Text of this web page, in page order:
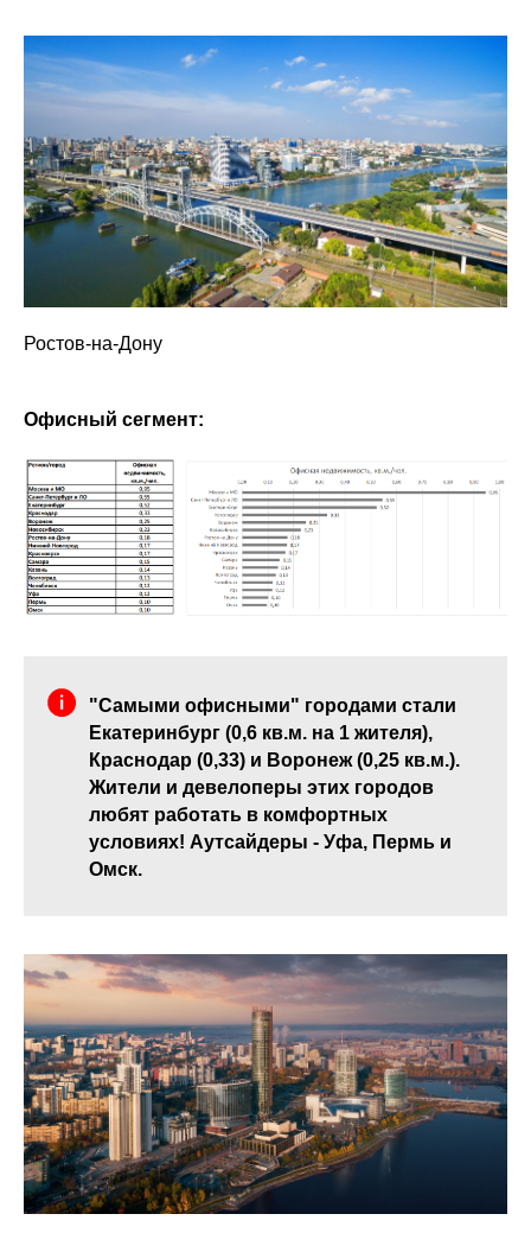
Ростов-на-Дону
Офисный сегмент:
"Самыми офисными" городами стали
Екатеринбург (0,6 кв.м. на 1 жителя),
Краснодар (0,33) и Воронеж (0,25 кв.м.).
Жители и девелоперы этих городов
любят работать в комфортных
условиях! Аутсайдеры - Уфа, Пермь и
Омск.